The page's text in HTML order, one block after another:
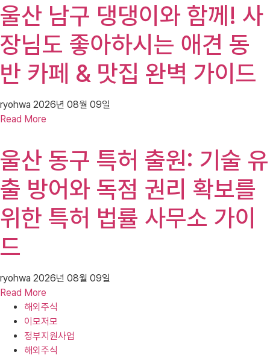
울산 남구 댕댕이와 함께! 사
장님도 좋아하시는 애견 동
반 카페 & 맛집 완벽 가이드
ryohwa 2026년 08월 09일
Read More
울산 동구 특허 출원: 기술 유
출 방어와 독점 권리 확보를
위한 특허 법률 사무소 가이
드
ryohwa 2026년 08월 09일
Read More
해외주식
이모저모
정부지원사업
해외주식